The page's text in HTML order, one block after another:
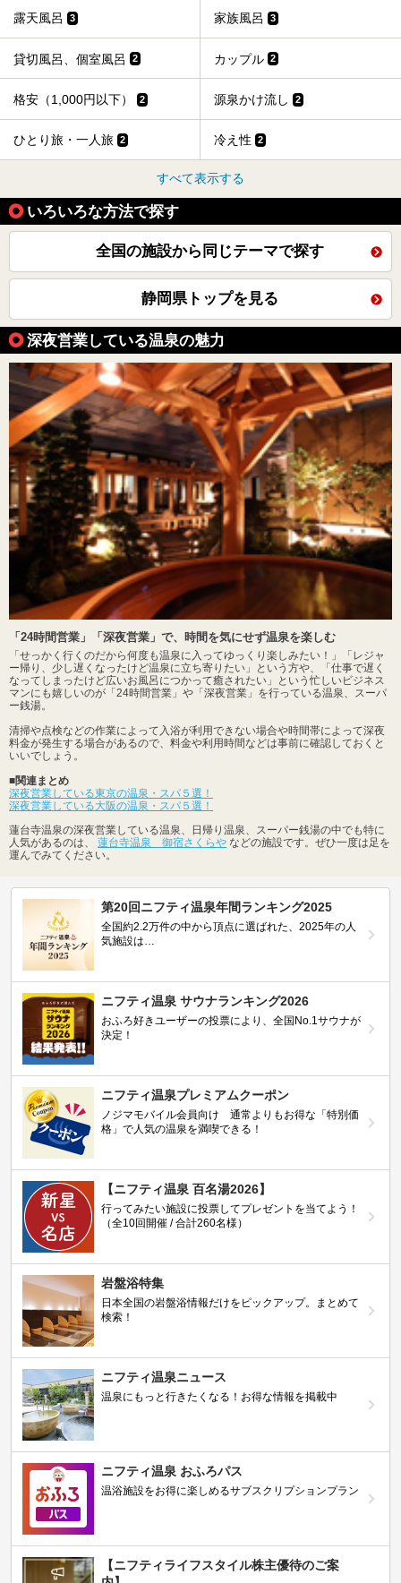
露天風呂 3 家族風呂 3
貸切風呂、個室風呂 2 カップル 2
格安（1,000円以下） 2 源泉かけ流し 2
ひとり旅・一人旅 2 冷え性 2
すべて表示する
いろいろな方法で探す
全国の施設から同じテーマで探す
静岡県トップを見る
深夜営業している温泉の魅力
「24時間営業」「深夜営業」で、時間を気にせず温泉を楽しむ
「せっかく行くのだから何度も温泉に入ってゆっくり楽しみたい！」「レジャ
ー帰り、少し遅くなったけど温泉に立ち寄りたい」という方や、「仕事で遅く
なってしまったけど広いお風呂につかって癒されたい」という忙しいビジネス
マンにも嬉しいのが「24時間営業」や「深夜営業」を行っている温泉、スーパ
ー銭湯。
清掃や点検などの作業によって入浴が利用できない場合や時間帯によって深夜
料金が発生する場合があるので、料金や利用時間などは事前に確認しておくと
いいでしょう。
■関連まとめ
深夜営業している東京の温泉・スパ５選！
深夜営業している大阪の温泉・スパ５選！
蓮台寺温泉の深夜営業している温泉、日帰り温泉、スーパー銭湯の中でも特に
人気があるのは、 蓮台寺温泉 御宿さくらや などの施設です。ぜひ一度は足を
運んでみてください。
第20回ニフティ温泉年間ランキング2025
全国約2.2万件の中から頂点に選ばれた、2025年の人
気施設は…
ニフティ温泉 サウナランキング2026
おふろ好きユーザーの投票により、全国No.1サウナが
決定！
ニフティ温泉プレミアムクーポン
ノジマモバイル会員向け 通常よりもお得な「特別価
格」で人気の温泉を満喫できる！
【ニフティ温泉 百名湯2026】
行ってみたい施設に投票してプレゼントを当てよう！
（全10回開催 / 合計260名様）
岩盤浴特集
日本全国の岩盤浴情報だけをピックアップ。まとめて
検索！
ニフティ温泉ニュース
温泉にもっと行きたくなる！お得な情報を掲載中
ニフティ温泉 おふろパス
温浴施設をお得に楽しめるサブスクリプションプラン
【ニフティライフスタイル株主優待のご案